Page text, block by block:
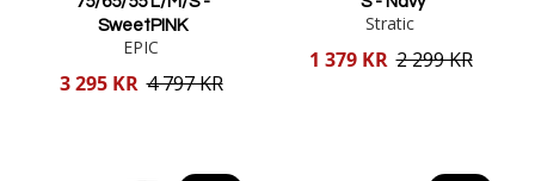
SweetPINK
EPIC
Reducerat
3 295 KR 4 797 KR
Stratic
Reducerat
1 379 KR 2 299 KR